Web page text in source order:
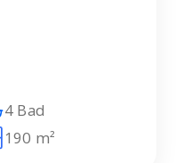
4 Bad
190 m²